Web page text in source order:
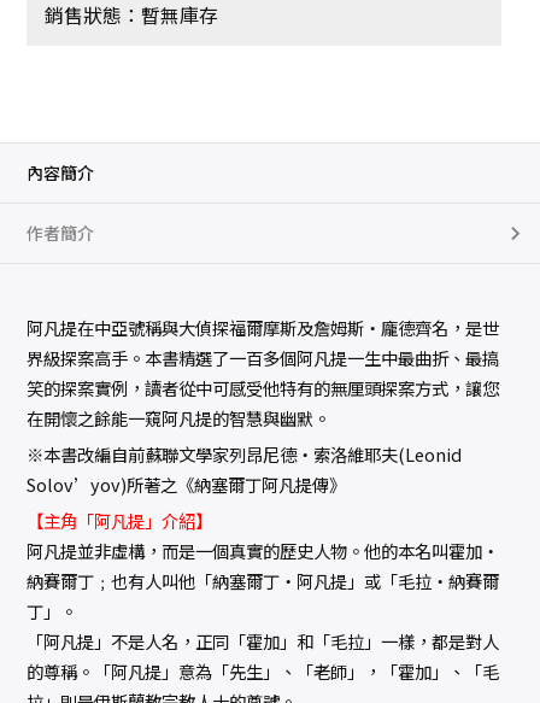
銷售狀態：暫無庫存
內容簡介
作者簡介
阿凡提在中亞號稱與大偵探福爾摩斯及詹姆斯‧龐德齊名，是世
界級探案高手。本書精選了一百多個阿凡提一生中最曲折、最搞
笑的探案實例，讀者從中可感受他特有的無厘頭探案方式，讓您
在開懷之餘能一窺阿凡提的智慧與幽默。
※本書改編自前蘇聯文學家列昂尼德‧索洛維耶夫(Leonid
Solov’yov)所著之《納塞爾丁阿凡提傳》
【主角「阿凡提」介紹】
阿凡提並非虛構，而是一個真實的歷史人物。他的本名叫霍加‧
納賽爾丁﹔也有人叫他「納塞爾丁‧阿凡提」或「毛拉‧納賽爾
丁」。
「阿凡提」不是人名，正同「霍加」和「毛拉」一樣，都是對人
的尊稱。「阿凡提」意為「先生」、「老師」，「霍加」、「毛